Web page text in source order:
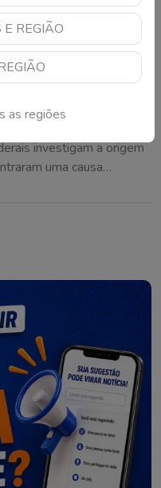
REGIÃO
as regiões
investigam a origem
uma causa